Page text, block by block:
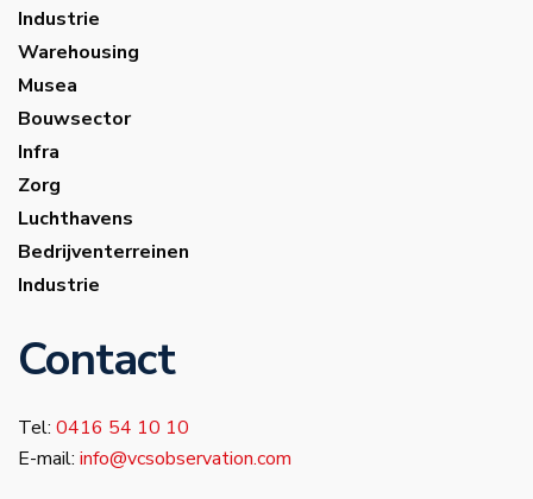
Industrie
Warehousing
Musea
Bouwsector
Infra
Zorg
Luchthavens
Bedrijventerreinen
Industrie
Contact
Tel: 0416 54 10 10
E-mail: info@vcsobservation.com